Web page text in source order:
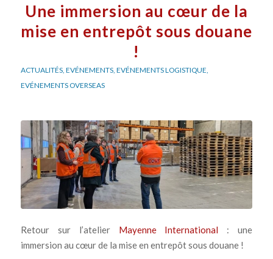
Une immersion au cœur de la
mise en entrepôt sous douane
!
ACTUALITÉS, EVÉNEMENTS, EVÉNEMENTS LOGISTIQUE
EVÉNEMENTS OVERSEAS
Retour sur l’atelier Mayenne International : une
immersion au cœur de la mise en entrepôt sous douane !